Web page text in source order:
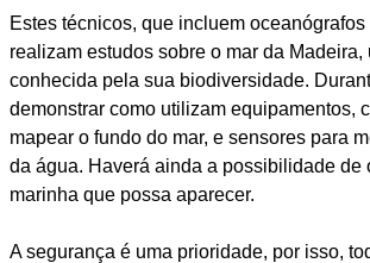
Estes técnicos, que incluem
realizam estudos sobre o mar da Madeira,
conhecida pela sua biodiversidade.
demonstrar como utilizam equipamentos,
mapear o fundo do mar, e sensores para
da água. Haverá ainda a possibilidade de
marinha que possa aparecer.
A segurança é uma prioridade, por isso,